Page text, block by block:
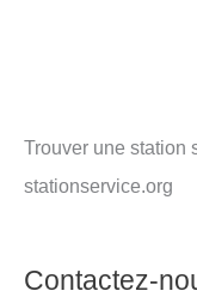
Trouver une station
stationservice.org
Contactez-